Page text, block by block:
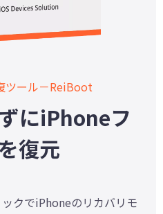
ツール－ReiBoot
にiPhoneフ
復元
ックでiPhoneのリカバリモ